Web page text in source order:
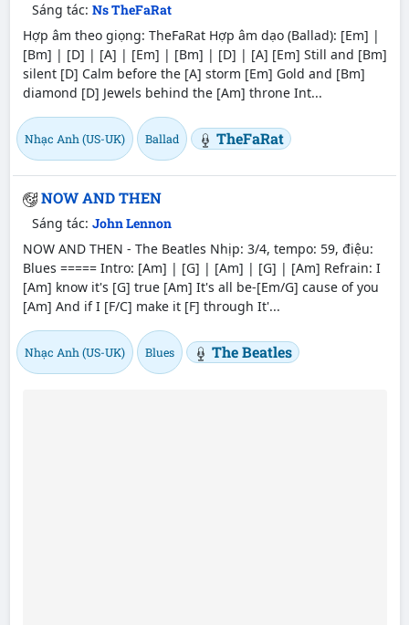
Sáng tác: Ns TheFaRat
Hợp âm theo giọng: TheFaRat Hợp âm dạo (Ballad): [Em] |
[Bm] | [D] | [A] | [Em] | [Bm] | [D] | [A] [Em] Still and [Bm]
silent [D] Calm before the [A] storm [Em] Gold and [Bm]
diamond [D] Jewels behind the [Am] throne Int...
Nhạc Anh (US-UK) Ballad TheFaRat
NOW AND THEN
Sáng tác: John Lennon
NOW AND THEN - The Beatles Nhịp: 3/4, tempo: 59, điệu:
Blues ===== Intro: [Am] | [G] | [Am] | [G] | [Am] Refrain: I
[Am] know it's [G] true [Am] It's all be-[Em/G] cause of you
[Am] And if I [F/C] make it [F] through It'...
Nhạc Anh (US-UK) Blues The Beatles